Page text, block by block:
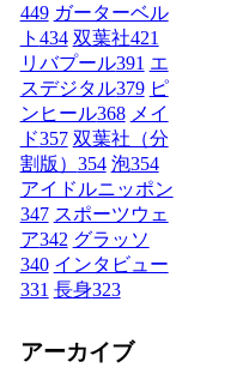
449 ガーターベル
ト 434 双葉社421
リバプール391 エ
スデジタル379 ピ
ンヒール368 メイ
ド357 双葉社（分
割版） 354 泡354
アイドルニッポン
347 スポーツウェ
ア342 グラッソ
340 インタビュー
331 長身323
アーカイブ